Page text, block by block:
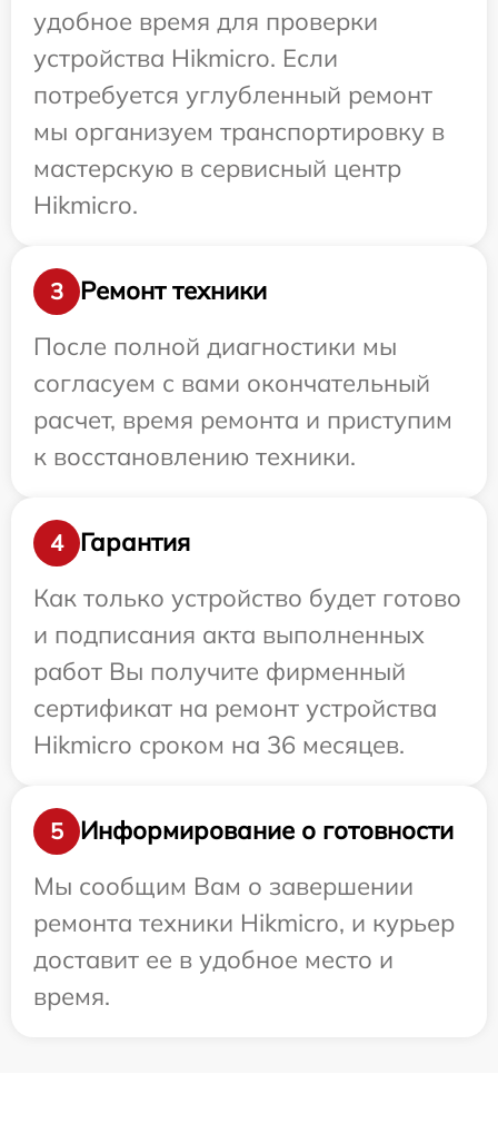
удобное время для проверки
устройства Hikmicro. Если
потребуется углубленный ремонт
мы организуем транспортировку в
мастерскую в сервисный центр
Hikmicro.
3
Ремонт техники
После полной диагностики мы
согласуем с вами окончательный
расчет, время ремонта и приступим
к восстановлению техники.
4
Гарантия
Как только устройство будет готово
и подписания акта выполненных
работ Вы получите фирменный
сертификат на ремонт устройства
Hikmicro сроком на 36 месяцев.
5
Информирование о готовности
Мы сообщим Вам о завершении
ремонта техники Hikmicro, и курьер
доставит ее в удобное место и
время.